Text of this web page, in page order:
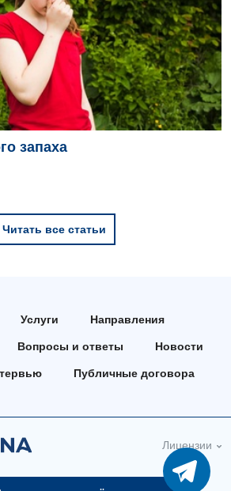
запаха
Читать все статьи
Услуги Направления
Вопросы и ответы Новости
Публичные договора
Лицензии